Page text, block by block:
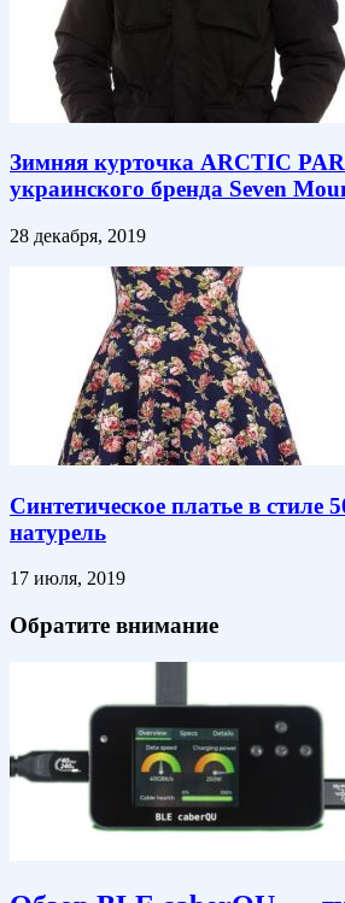
Зимняя курточка ARCTIC
украинского бренда Seven
28 декабря, 2019
Синтетическое платье в стиле
натурель
17 июля, 2019
Обратите внимание